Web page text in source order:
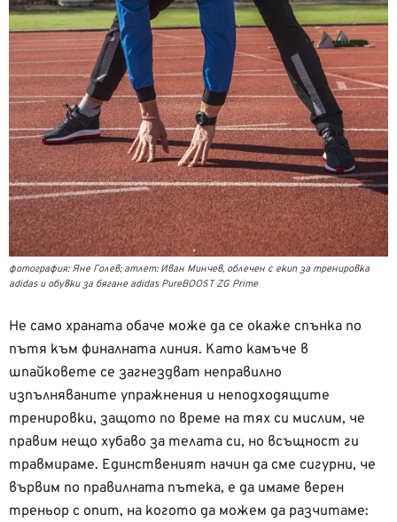
фотография: Яне Голев; атлет: Иван Минчев, облечен с екип за тренировка
adidas и обувки за бягане adidas PureBOOST ZG Prime
Не само храната обаче може да се окаже спънка по
пътя към финалната линия. Като камъче в
шпайковете се загнездват неправилно
изпълняваните упражнения и неподходящите
тренировки, защото по време на тях си мислим, че
правим нещо хубаво за телата си, но всъщност ги
травмираме. Единственият начин да сме сигурни, че
вървим по правилната пътека, е да имаме верен
треньор с опит, на когото да можем да разчитаме: